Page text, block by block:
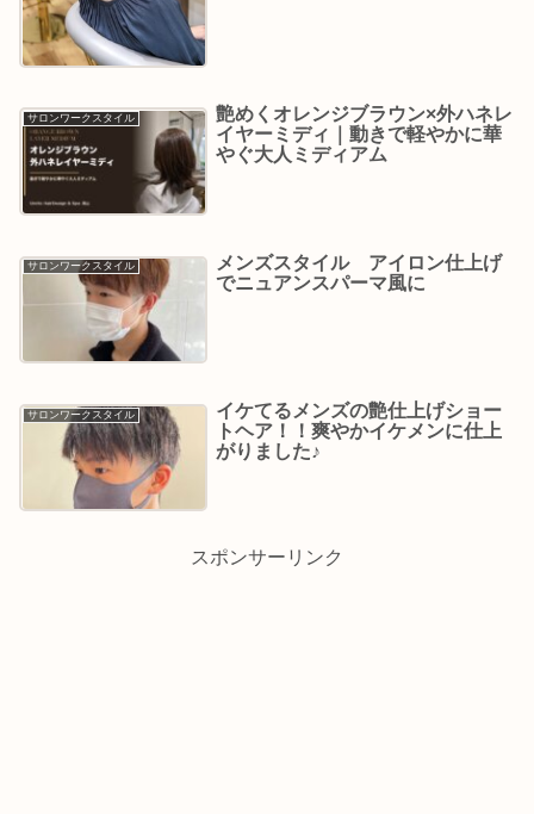
サロンワークスタイル
艶めくオレンジブラウン×外ハネレ
イヤーミディ｜動きで軽やかに華
やぐ大人ミディアム
サロンワークスタイル
メンズスタイル アイロン仕上げ
でニュアンスパーマ風に
サロンワークスタイル
イケてるメンズの艶仕上げショー
トヘア！！爽やかイケメンに仕上
がりました♪
スポンサーリンク